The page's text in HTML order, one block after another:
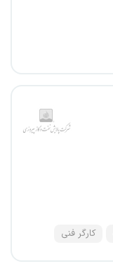
کارگر فنی